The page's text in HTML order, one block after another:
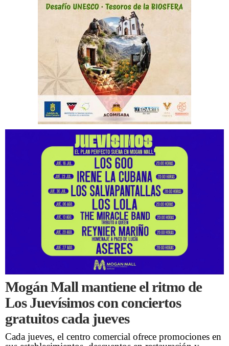
Mogán Mall mantiene el ritmo de
Los Juevísimos con conciertos
gratuitos cada jueves
Cada jueves, el centro comercial ofrece promociones en